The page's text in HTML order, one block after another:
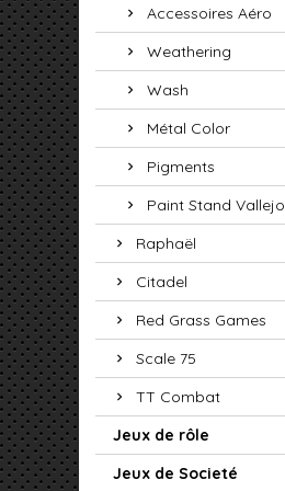
Accessoires Aéro
Weathering
Wash
Métal Color
Pigments
Paint Stand Vallejo
Raphaël
Citadel
Red Grass Games
Scale 75
TT Combat
Jeux de rôle
Jeux de Societé